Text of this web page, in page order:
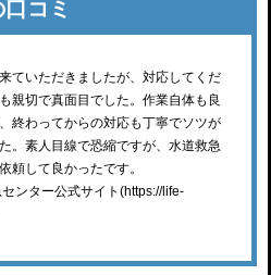
コミ
ていただきましたが、対応してくだ
親切で真面目でした。作業自体も良
終わってからの対応も丁寧でソツが
。素人目線で恐縮ですが、水道救急
頼して良かったです。
ンター公式サイト(https://life-